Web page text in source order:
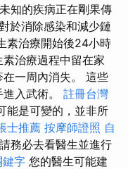
知的疾病正在剛果傳
於消除感染和減少鏈
素治療開始後24小時
治療過程中留在家
一周內消失。 這些
入武術。 註冊台灣
能是可變的，並非所
士推薦 按摩師證照 自
務必去看醫生並進行
鍵字 您的醫生可能建